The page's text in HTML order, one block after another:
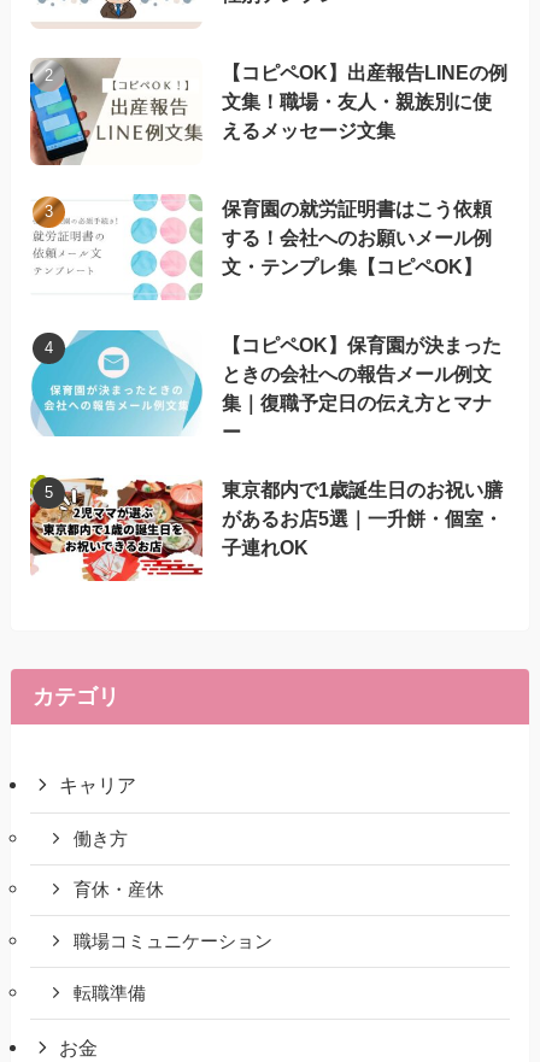
【コピペOK】出産報告LINEの例
文集！職場・友人・親族別に使
えるメッセージ文集
保育園の就労証明書はこう依頼
する！会社へのお願いメール例
文・テンプレ集【コピペOK】
【コピペOK】保育園が決まった
ときの会社への報告メール例文
集｜復職予定日の伝え方とマナ
ー
東京都内で1歳誕生日のお祝い膳
があるお店5選｜一升餅・個室・
子連れOK
カテゴリ
キャリア
働き方
育休・産休
職場コミュニケーション
転職準備
お金